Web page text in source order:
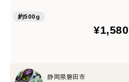
性表示食品】ソフトケールG
ABA（500g）静岡県磐田市
約500g
¥1,580
静岡県磐田市